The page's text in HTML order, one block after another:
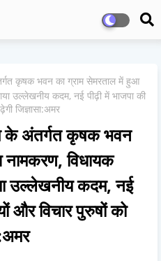
कृषक भवन का ग्राम सेमरताल में हुआ
उल्लेखनीय कदम, नई पीढ़ी में भाजपा की
जिज्ञासा:अमर
के अंतर्गत कृषक भवन
विधायक
उल्लेखनीय कदम, नई
और विचार पुरुषों को